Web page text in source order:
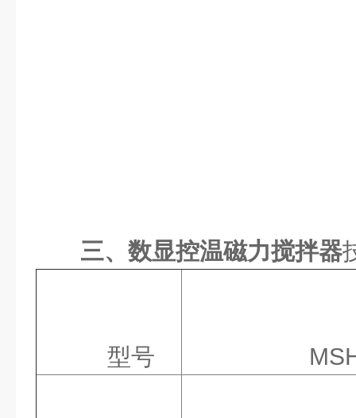
三、数显控温磁力搅拌器
型号